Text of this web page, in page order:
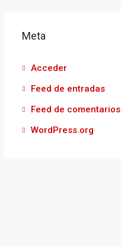
Meta
Acceder
Feed de entradas
Feed de comentarios
WordPress.org